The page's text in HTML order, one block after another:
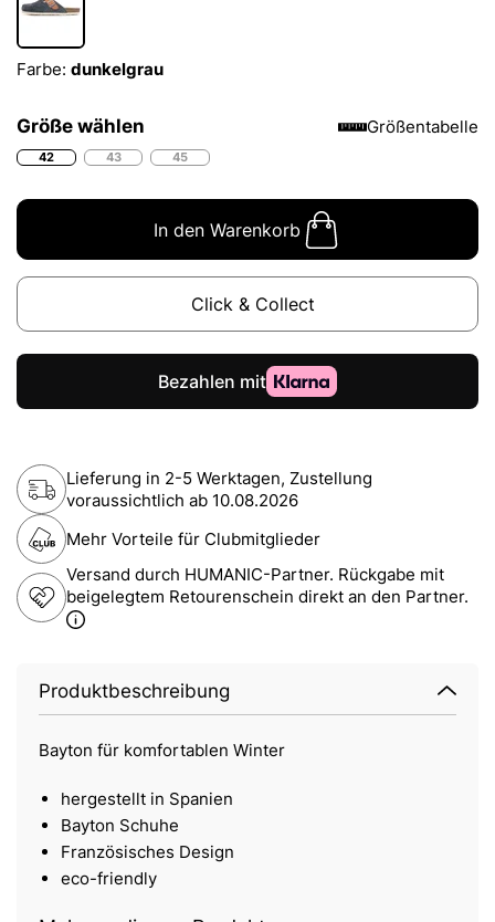
Farbe: dunkelgrau
Größe wählen Größentabelle
42 43 45
In den Warenkorb
Click & Collect
Lieferung in 2-5 Werktagen, Zustellung
voraussichtlich ab 10.08.2026
Mehr Vorteile für Clubmitglieder
Versand durch HUMANIC-Partner. Rückgabe mit
beigelegtem Retourenschein direkt an den Partner.
Produktbeschreibung
Bayton für komfortablen Winter
hergestellt in Spanien
Bayton Schuhe
Französisches Design
eco-friendly